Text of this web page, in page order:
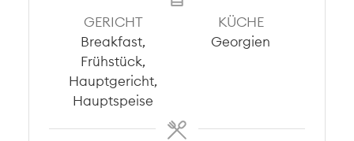
GERICHT
Breakfast,
Frühstück,
Hauptgericht,
Hauptspeise
KÜCHE
Georgien